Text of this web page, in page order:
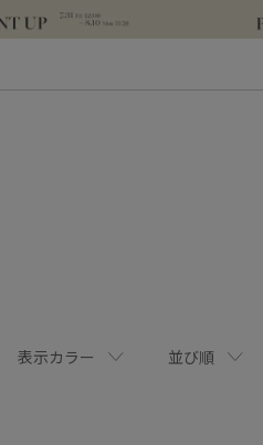
表示カラー 並び順